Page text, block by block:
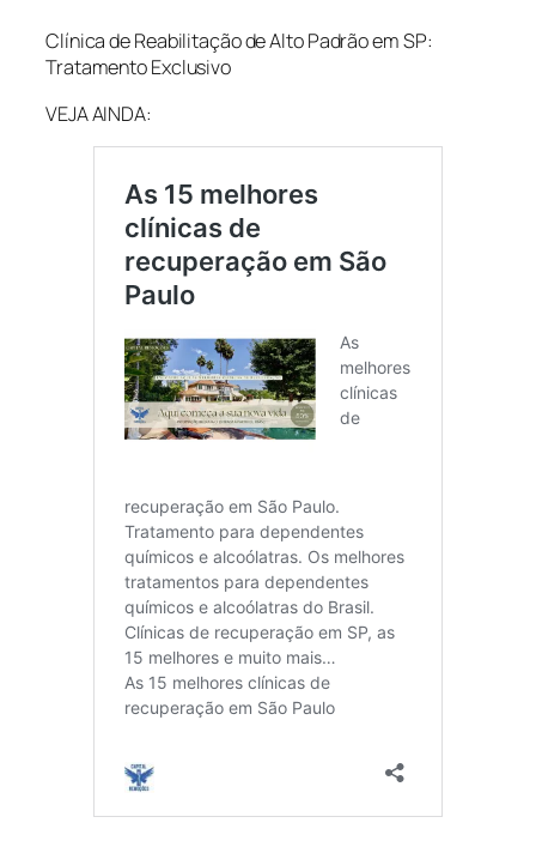
Clínica de Reabilitação de Alto Padrão em SP:
Tratamento Exclusivo
VEJA AINDA: